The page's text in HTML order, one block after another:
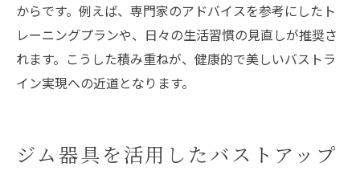
からです。例えば、専門家のアドバイスを参考にしたト
レーニングプランや、日々の生活習慣の見直しが推奨さ
れます。こうした積み重ねが、健康的で美しいバストラ
イン実現への近道となります。
ジム器具を活用したバストアップ